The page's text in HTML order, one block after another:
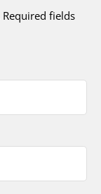
Required fields